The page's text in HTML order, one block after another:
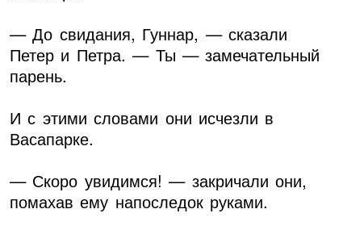
— До свидания, Гуннар, — сказали
Петер и Петра. — Ты — замечательный
парень.
И с этими словами они исчезли в
Васапарке.
— Скоро увидимся! — закричали они,
помахав ему напоследок руками.